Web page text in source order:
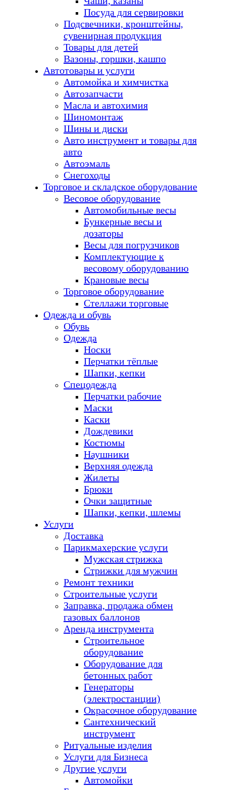
Посуда для сервировки
Подсвечники, кронштейны,
сувенирная продукция
Товары для детей
Вазоны, горшки, кашпо
Автотовары и услуги
Автомойка и химчистка
Автозапчасти
Масла и автохимия
Шиномонтаж
Шины и диски
Авто инструмент и товары для
авто
Автоэмаль
Снегоходы
Торговое и складское оборудование
Весовое оборудование
Автомобильные весы
Бункерные весы и
дозаторы
Весы для погрузчиков
Комплектующие к
весовому оборудованию
Крановые весы
Торговое оборудование
Стеллажи торговые
Одежда и обувь
Обувь
Одежда
Носки
Перчатки тёплые
Шапки, кепки
Спецодежда
Перчатки рабочие
Маски
Каски
Дождевики
Костюмы
Наушники
Верхняя одежда
Жилеты
Брюки
Очки защитные
Шапки, кепки, шлемы
Услуги
Доставка
Парикмахерские услуги
Мужская стрижка
Стрижки для мужчин
Ремонт техники
Строительные услуги
Заправка, продажа обмен
газовых баллонов
Аренда инструмента
Строительное
оборудование
Оборудование для
бетонных работ
Генераторы
(электростанции)
Окрасочное оборудование
Сантехнический
инструмент
Ритуальные изделия
Услуги для Бизнеса
Другие услуги
Автомойки